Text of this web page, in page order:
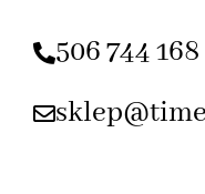
506 744 168